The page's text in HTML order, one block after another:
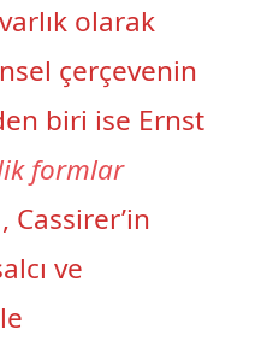
olarak
çerçevenin
biri ise Ernst
formlar
Cassirer’in
ve